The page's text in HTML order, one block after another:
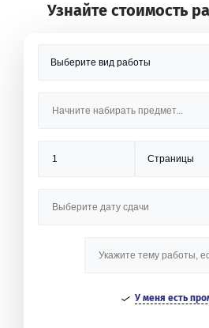
Узнайте стоимость
У меня есть